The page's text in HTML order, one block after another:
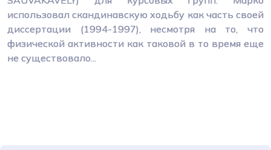
использовал скандинавскую ходьбу как часть своей
диссертации (1994-1997), несмотря на то, что
физической активности как таковой в то время еще
не существовало...